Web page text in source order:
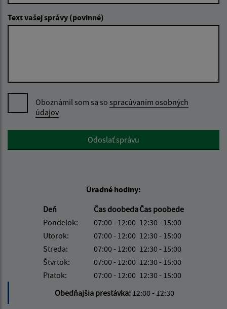
Text vašej správy (povinné)
Oboznámil som sa so spracúvaním osobných
údajov
Google reCaptcha ResponseOdoslať správu
Úradné hodiny:
Deň
Čas doobedaČas poobede
Pondelok:
07:00 - 12:00 12:30 - 15:00
Utorok:
07:00 - 12:00 12:30 - 15:00
Streda:
07:00 - 12:00 12:30 - 15:00
Štvrtok:
07:00 - 12:00 12:30 - 15:00
Piatok:
07:00 - 12:00 12:30 - 15:00
Obedňajšia prestávka: 12:00 - 12:30